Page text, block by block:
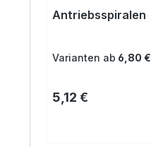
Antriebsspiralen
Varianten ab 6,80 €
Regulärer Preis:
5,12 €